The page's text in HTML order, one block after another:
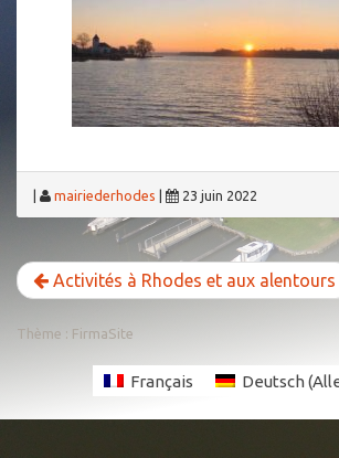
mairiederhodes 23 juin 2022
Activités à Rhodes et aux alentours
Thème : FirmaSite
Français Deutsch(